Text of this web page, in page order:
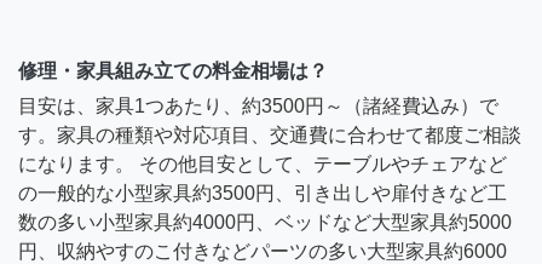
修理・家具組み立ての料金相場は？
目安は、家具1つあたり、約3500円～（諸経費込み）で
す。家具の種類や対応項目、交通費に合わせて都度ご相談
になります。 その他目安として、テーブルやチェアなど
の一般的な小型家具約3500円、引き出しや扉付きなど工
数の多い小型家具約4000円、ベッドなど大型家具約5000
円、収納やすのこ付きなどパーツの多い大型家具約6000